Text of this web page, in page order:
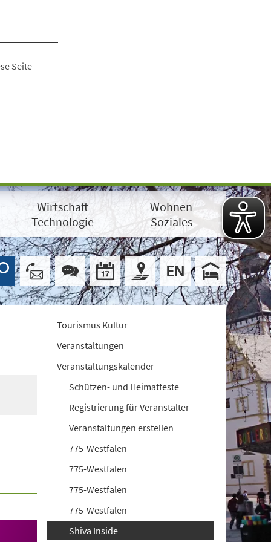
Seite
Wirtschaft
Technologie
Wohnen
Soziales
Tourismus Kultur
Veranstaltungen
Veranstaltungskalender
Schützen- und Heimatfeste
Registrierung für Veranstalter
Veranstaltungen erstellen
775-Westfalen
775-Westfalen
775-Westfalen
775-Westfalen
Shiva Inside